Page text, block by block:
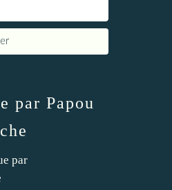
par Papou